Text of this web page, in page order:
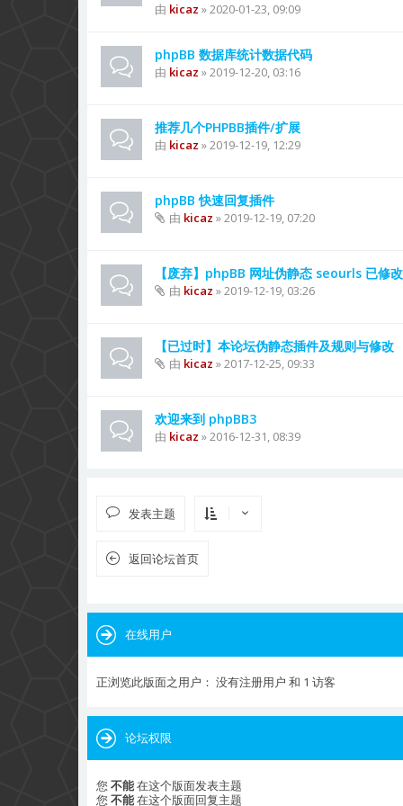
由 kicaz » 2020-01-23, 09:09
phpBB 数据库统计数据代码
由 kicaz » 2019-12-20, 03:16
推荐几个PHPBB插件/扩展
由 kicaz » 2019-12-19, 12:29
phpBB 快速回复插件
由 kicaz » 2019-12-19, 07:20
【废弃】phpBB 网址伪静态 seourls 已修
由 kicaz » 2019-12-19, 03:26
【已过时】本论坛伪静态插件及规则与修改
由 kicaz » 2017-12-25, 09:33
欢迎来到 phpBB3
由 kicaz » 2016-12-31, 08:39
发表主题
返回论坛首页
在线用户
正浏览此版面之用户： 没有注册用户 和 1 访客
论坛权限
您 不能在这个版面发表主题
您 不能在这个版面回复主题